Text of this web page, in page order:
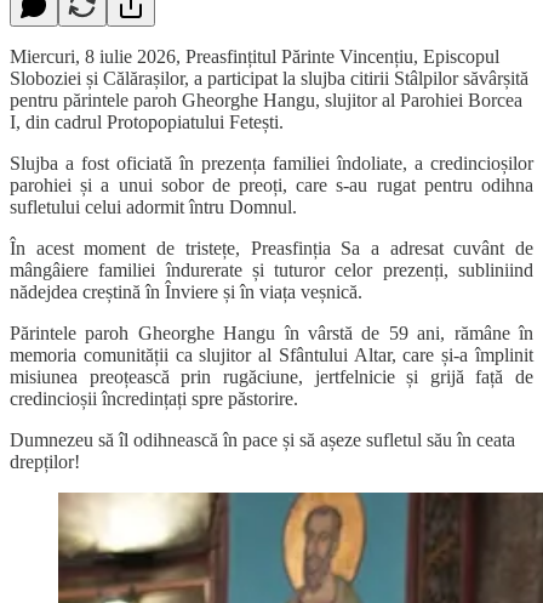
Miercuri, 8 iulie 2026, Preasfințitul Părinte Vincențiu, Episcopul
Sloboziei și Călărașilor, a participat la slujba citirii Stâlpilor săvârșită
pentru părintele paroh Gheorghe Hangu, slujitor al Parohiei Borcea
I, din cadrul Protopopiatului Fetești.
Slujba a fost oficiată în prezența familiei îndoliate, a credincioșilor
parohiei și a unui sobor de preoți, care s-au rugat pentru odihna
sufletului celui adormit întru Domnul.
În acest moment de tristețe, Preasfinția Sa a adresat cuvânt de
mângâiere familiei îndurerate și tuturor celor prezenți, subliniind
nădejdea creștină în Înviere și în viața veșnică.
Părintele paroh Gheorghe Hangu în vârstă de 59 ani, rămâne în
memoria comunității ca slujitor al Sfântului Altar, care și-a împlinit
misiunea preoțească prin rugăciune, jertfelnicie și grijă față de
credincioșii încredințați spre păstorire.
Dumnezeu să îl odihnească în pace și să așeze sufletul său în ceata
drepților!